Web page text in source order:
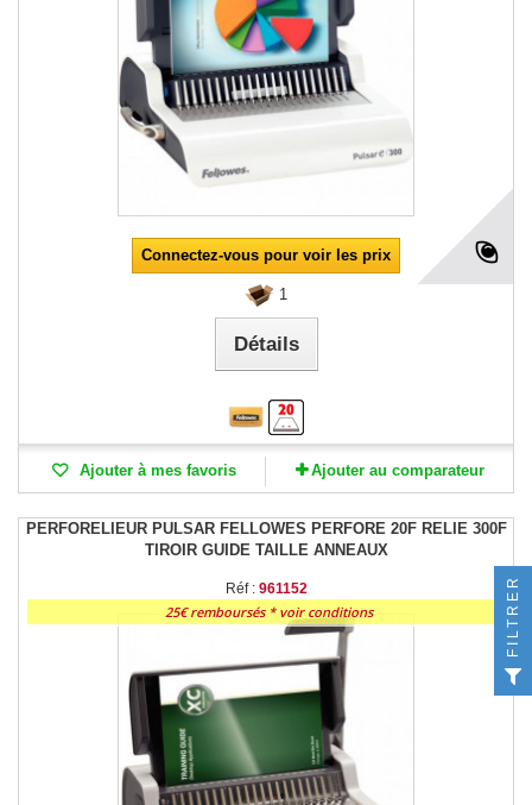
Connectez-vous pour voir les prix
1
Détails
Ajouter à mes favoris Ajouter au comparateur
PERFORELIEUR PULSAR FELLOWES PERFORE 20F RELIE 300F
TIROIR GUIDE TAILLE ANNEAUX
Réf : 961152
25€ remboursés * voir conditions FILTRER